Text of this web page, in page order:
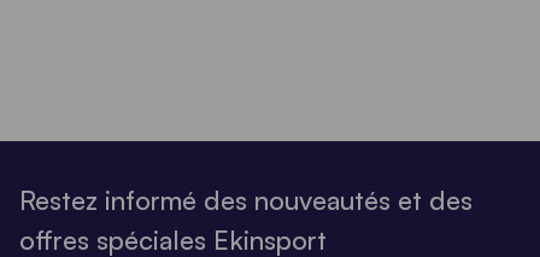
Restez informé des nouveautés et des
offres spéciales Ekinsport